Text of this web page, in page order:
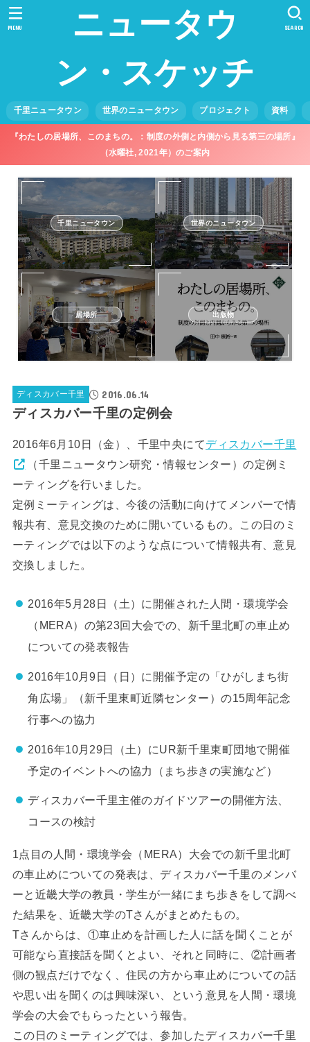
ニュータウ
ン・スケッチ
千里ニュータウン 世界のニュータウン プロジェクト 資料
SEARCH
MENU
『わたしの居場所、このまちの。：制度の外側と内側から見る第三の場所』
（水曜社, 2021年）のご案内
千里ニュータウン 世界のニュータウン
居場所 出版物
ディスカバー千里 2016.06.14
ディスカバー千里の定例会
2016年6月10日（金）、千里中央にてディスカバー千里
（千里ニュータウン研究・情報センター）の定例ミ
ーティングを行いました。
定例ミーティングは、今後の活動に向けてメンバーで情
報共有、意見交換のために開いているもの。この日のミ
ーティングでは以下のような点について情報共有、意見
交換しました。
2016年5月28日（土）に開催された人間・環境学会
（MERA）の第23回大会での、新千里北町の車止め
についての発表報告
2016年10月9日（日）に開催予定の「ひがしまち街
角広場」（新千里東町近隣センター）の15周年記念
行事への協力
2016年10月29日（土）にUR新千里東町団地で開催
予定のイベントへの協力（まち歩きの実施など）
ディスカバー千里主催のガイドツアーの開催方法、
コースの検討
1点目の人間・環境学会（MERA）大会での新千里北町
の車止めについての発表は、ディスカバー千里のメンバ
ーと近畿大学の教員・学生が一緒にまち歩きをして調べ
た結果を、近畿大学のTさんがまとめたもの。
Tさんからは、①車止めを計画した人に話を聞くことが
可能なら直接話を聞くとよい、それと同時に、②計画者
側の観点だけでなく、住民の方から車止めについての話
や思い出を聞くのは興味深い、という意見を人間・環境
学会の大会でもらったという報告。
この日のミーティングでは、参加したディスカバー千里